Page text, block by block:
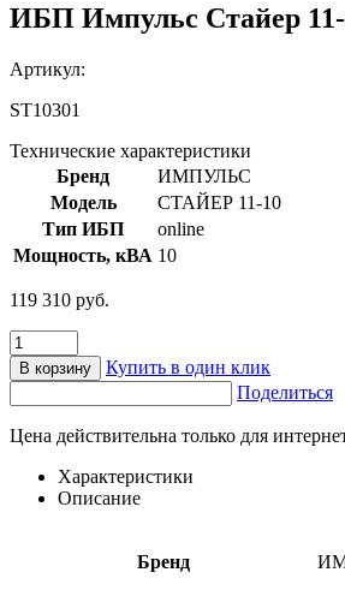
ИБП Импульс Стайер
Артикул:
ST10301
Технические характеристики
Бренд
ИМПУЛЬС
Модель
СТАЙЕР 11-10
Тип ИБП
online
Мощность, кВА 10
119 310 руб.
Количество
товара
ИБП
Импульс
Стайер
11-
В корзину
Купить в один клик
Поделиться
Цена действительна только для
Характеристики
Описание
Бренд